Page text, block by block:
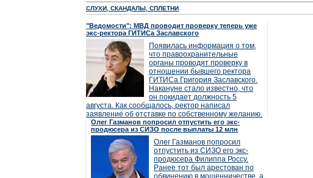
СЛУХИ, СКАНДАЛЫ, СПЛЕТНИ
"Ведомости": МВД проводит проверку теперь уже
экс-ректора ГИТИСа Заславского
Появилась информация о том,
что правоохранительные
органы проводят проверку в
отношении бывшего ректора
ГИТИСа Григория Заславского.
Накануне стало известно, что
он покидает должность 5
августа. Как сообщалось, ректор написал
заявление об отставке по собственному желанию.
Олег Газманов попросил отпустить его экс-
продюсера из СИЗО после выплаты 12 млн
Олег Газманов попросил
отпустить из СИЗО его экс-
продюсера Филиппа Россу.
Ранее тот был арестован по
обвинению в мошенничестве, а